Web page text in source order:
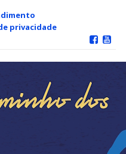
privacidade